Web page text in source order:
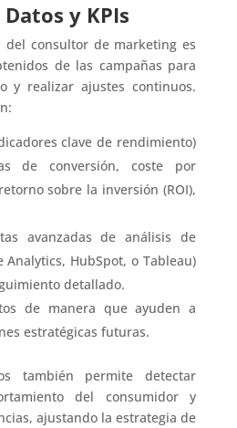
y KPIs
del consultor de marketing es
de las campañas para
y realizar ajustes continuos.
clave de rendimiento)
de conversión, coste por
sobre la inversión (ROI),
avanzadas de análisis de
Analytics, HubSpot, o Tableau)
detallado.
de manera que ayuden a
estratégicas futuras.
también permite detectar
del consumidor y
ajustando la estrategia de